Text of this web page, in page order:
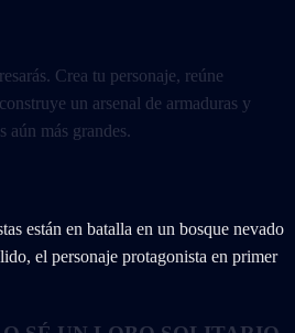
Crea tu personaje, reúne
un arsenal de armaduras y
aún más grandes.